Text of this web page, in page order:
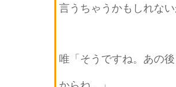
言うちゃうかもしれな
唯「そうですね。あの